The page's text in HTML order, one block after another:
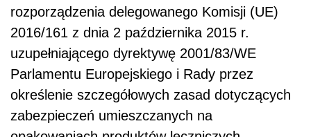
rozporządzenia delegowanego Komisji (UE)
2016/161 z dnia 2 października 2015 r.
uzupełniającego dyrektywę 2001/83/WE
Parlamentu Europejskiego i Rady przez
określenie szczegółowych zasad dotyczących
zabezpieczeń umieszczanych na